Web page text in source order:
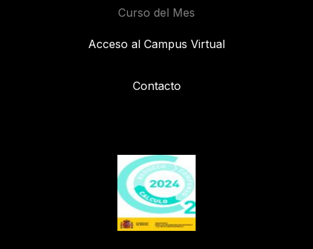
Curso del Mes
Acceso al Campus Virtual
Contacto